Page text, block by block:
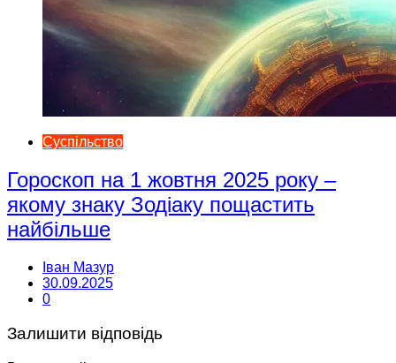
Суспільство
Гороскоп на 1 жовтня 2025 року –
якому знаку Зодіаку пощастить
найбільше
Іван Мазур
30.09.2025
0
Залишити відповідь